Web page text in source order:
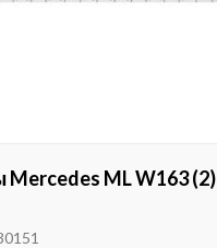
ML W163 (2)